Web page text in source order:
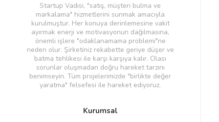
Startup Vadisi, "satış, müşteri bulma ve
markalama" hizmetlerini sunmak amacıyla
kurulmuştur. Her konuya derinlemesine vakit
ayırmak enerji ve motivasyonun dağılmasına,
önemli işlere "odaklanamama problemi"ne
neden olur. Şirketiniz rekabette geriye düşer ve
batma tehlikesi ile karşı karşıya kalır. Olası
sorunlar oluşmadan doğru hareket tarzını
benimseyin. Tüm projelerimizde "birlikte değer
yaratma" felsefesi ile hareket ediyoruz.
Kurumsal